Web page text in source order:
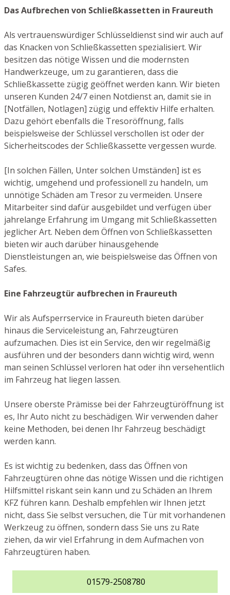
Das Aufbrechen von Schließkassetten in Fraureuth
Als vertrauenswürdiger Schlüsseldienst sind wir auch auf
das Knacken von Schließkassetten spezialisiert. Wir
besitzen das nötige Wissen und die modernsten
Handwerkzeuge, um zu garantieren, dass die
Schließkassette zügig geöffnet werden kann. Wir bieten
unseren Kunden 24/7 einen Notdienst an, damit sie in
[Notfällen, Notlagen] zügig und effektiv Hilfe erhalten.
Dazu gehört ebenfalls die Tresoröffnung, falls
beispielsweise der Schlüssel verschollen ist oder der
Sicherheitscodes der Schließkassette vergessen wurde.
[In solchen Fällen, Unter solchen Umständen] ist es
wichtig, umgehend und professionell zu handeln, um
unnötige Schäden am Tresor zu vermeiden. Unsere
Mitarbeiter sind dafür ausgebildet und verfügen über
jahrelange Erfahrung im Umgang mit Schließkassetten
jeglicher Art. Neben dem Öffnen von Schließkassetten
bieten wir auch darüber hinausgehende
Dienstleistungen an, wie beispielsweise das Öffnen von
Safes.
Eine Fahrzeugtür aufbrechen in Fraureuth
Wir als Aufsperrservice in Fraureuth bieten darüber
hinaus die Serviceleistung an, Fahrzeugtüren
aufzumachen. Dies ist ein Service, den wir regelmäßig
ausführen und der besonders dann wichtig wird, wenn
man seinen Schlüssel verloren hat oder ihn versehentlich
im Fahrzeug hat liegen lassen.
Unsere oberste Prämisse bei der Fahrzeugtüröffnung ist
es, Ihr Auto nicht zu beschädigen. Wir verwenden daher
keine Methoden, bei denen Ihr Fahrzeug beschädigt
werden kann.
Es ist wichtig zu bedenken, dass das Öffnen von
Fahrzeugtüren ohne das nötige Wissen und die richtigen
Hilfsmittel riskant sein kann und zu Schäden an Ihrem
KFZ führen kann. Deshalb empfehlen wir Ihnen jetzt
nicht, dass Sie selbst versuchen, die Tür mit vorhandenen
Werkzeug zu öffnen, sondern dass Sie uns zu Rate
ziehen, da wir viel Erfahrung in dem Aufmachen von
Fahrzeugtüren haben.
01579-2508780